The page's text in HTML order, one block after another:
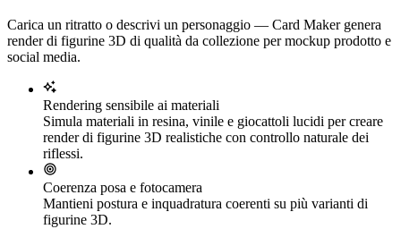
Carica un ritratto o descrivi un personaggio — Card Maker genera
render di figurine 3D di qualità da collezione per mockup prodotto e
social media.
Rendering sensibile ai materiali
Simula materiali in resina, vinile e giocattoli lucidi per creare
render di figurine 3D realistiche con controllo naturale dei
riflessi.
Coerenza posa e fotocamera
Mantieni postura e inquadratura coerenti su più varianti di
figurine 3D.